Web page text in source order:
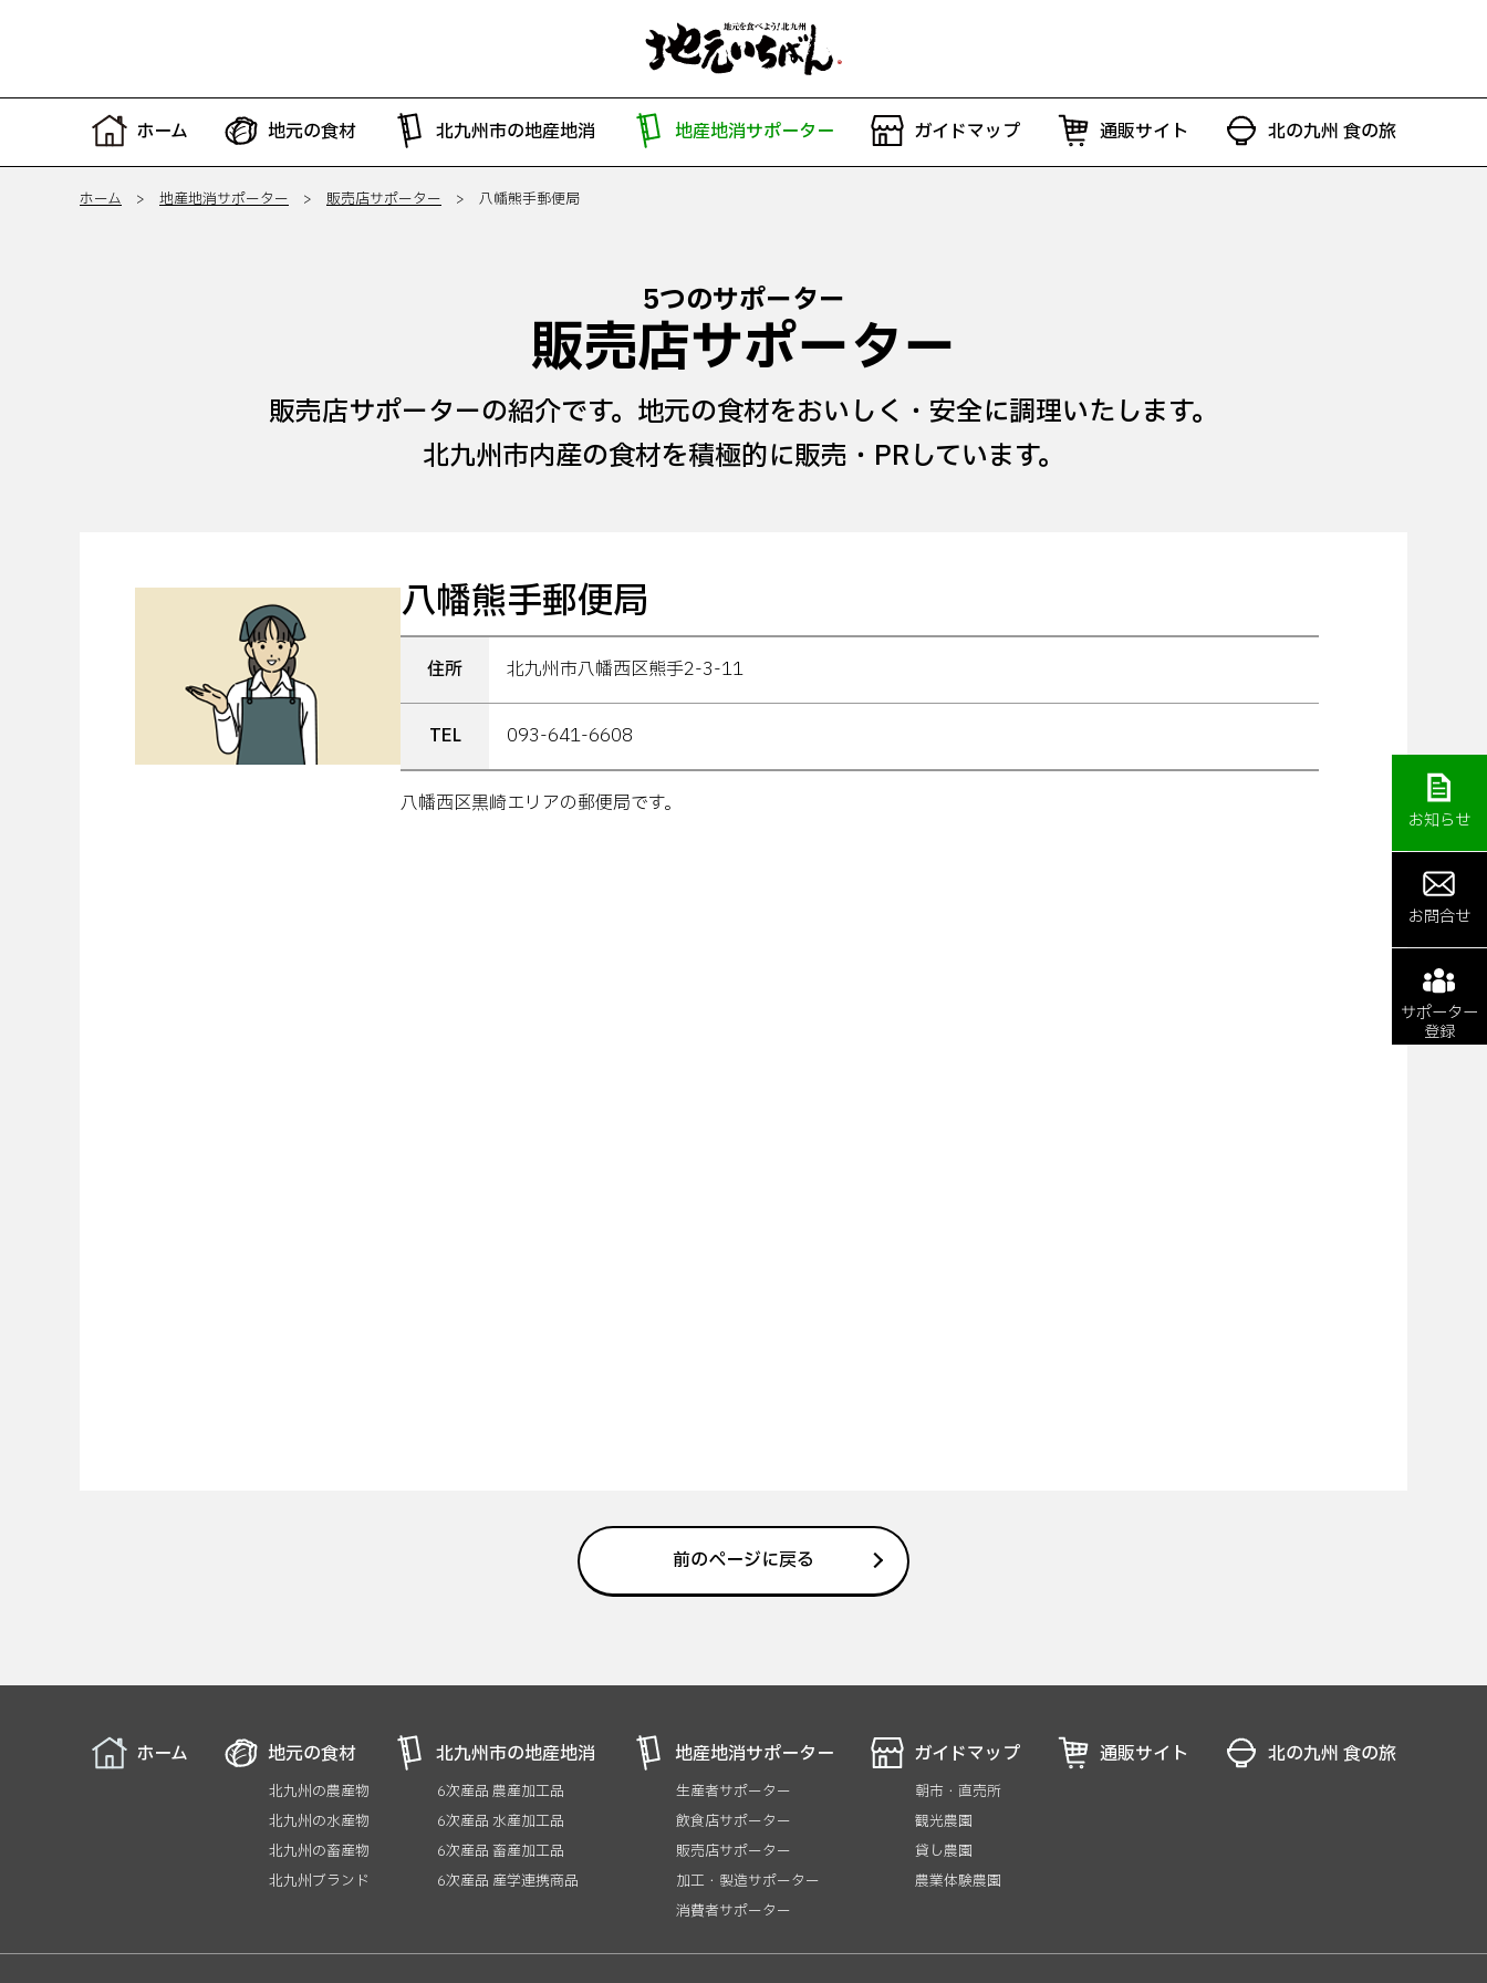
ホーム 地元の食材 北九州市の地産地消 地産地消サポーター ガイドマップ 通販サイト 北の九州 食の旅
お知らせ
お問合せ
サポーター
登録
ホーム > 地産地消サポーター > 販売店サポーター > 八幡熊手郵便局
5つのサポーター
販売店サポーター
販売店サポーターの紹介です。地元の食材をおいしく・安全に調理いたします。
北九州市内産の食材を積極的に販売・PRしています。
八幡熊手郵便局
住所 北九州市八幡西区熊手2-3-11
TEL 093-641-6608
八幡西区黒崎エリアの郵便局です。
前のページに戻る
ホーム 地元の食材
北九州の農産物
北九州の水産物
北九州の畜産物
北九州ブランド
北九州市の地産地消
6次産品 農産加工品
6次産品 水産加工品
6次産品 畜産加工品
6次産品 産学連携商品
地産地消サポーター
生産者サポーター
飲食店サポーター
販売店サポーター
加工・製造サポーター
消費者サポーター
ガイドマップ
朝市・直売所
観光農園
貸し農園
農業体験農園
通販サイト 北の九州 食の旅